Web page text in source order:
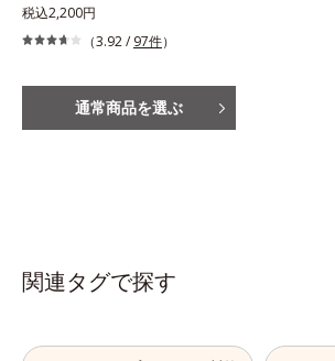
税込2,200円
（3.92 / 97件）
通常商品を選ぶ
関連タグで探す